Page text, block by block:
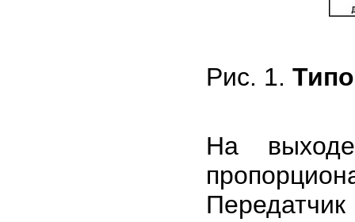
Рис. 1.
На